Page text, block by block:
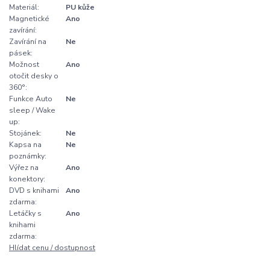
Materiál:
PU kůže
Magnetické
zavírání:
Ano
Zavírání na
pásek:
Ne
Možnost
otočit desky o
360°:
Ano
Funkce Auto
sleep / Wake
up:
Ne
Stojánek:
Ne
Kapsa na
poznámky:
Ne
Výřez na
konektory:
Ano
DVD s knihami
zdarma:
Ano
Letáčky s
knihami
zdarma:
Ano
Hlídat cenu / dostupnost